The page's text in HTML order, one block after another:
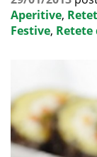
Aperitive,
Festive, Retete